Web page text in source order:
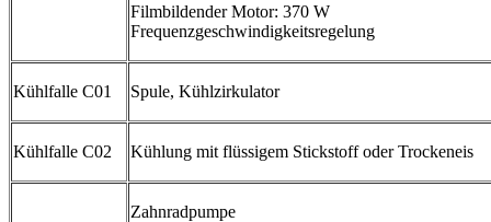
Filmbildender Motor: 370 W
Frequenzgeschwindigkeitsregelung
Kühlfalle C01 Spule, Kühlzirkulator
Kühlfalle C02 Kühlung mit flüssigem Stickstoff oder Trockeneis
Zahnradpumpe